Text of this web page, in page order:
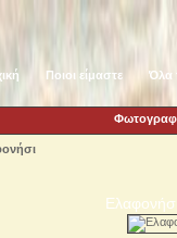
Ποιοι είμαστε Όλα